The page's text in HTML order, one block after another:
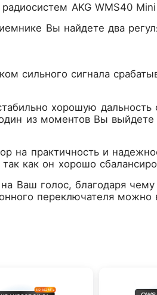
AKG WMS40
Вы найдете два
сильного сигнала
хорошую дальность
из моментов Вы выйдете
на практичность и
как он хорошо
на Ваш голос, благодаря
переключателя можно